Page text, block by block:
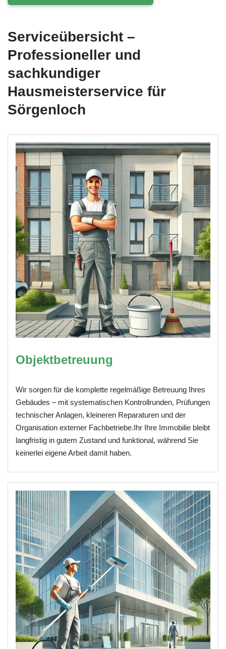
Serviceübersicht –
Professioneller und
sachkundiger
Hausmeisterservice für
Sörgenloch
Objektbetreuung
Wir sorgen für die komplette regelmäßige Betreuung Ihres
Gebäudes – mit systematischen Kontrollrunden, Prüfungen
technischer Anlagen, kleineren Reparaturen und der
Organisation externer Fachbetriebe.Ihr Ihre Immobilie bleibt
langfristig in gutem Zustand und funktional, während Sie
keinerlei eigene Arbeit damit haben.